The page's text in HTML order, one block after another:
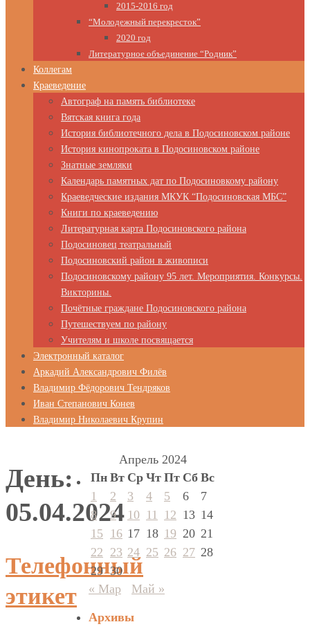
2015-2016 год
“Молодежный перекресток”
2020 год
Литературное объединение “Родник”
Коллегам
Краеведение
Автограф на память библиотеке
Вятская книга года
История библиотечного дела в Подосиновском районе
История кинопроката в Подосиновском районе
Знатные земляки
Календарь памятных дат по Подосиновкому району
Краеведческие издания МКУК “Подосиновская МБС”
Книги по краеведению
Литературная карта Подосиновского района
Подосиновец театральный
Подосиновский район в живописи
Подосиновскому району 95 лет. Мероприятия. Конкурсы.
Викторины.
Почётные граждане Подосиновского района
Путешествуем по району
Учителям и школе посвящается
Электронный каталог
Аркадий Александрович Филёв
Владимир Фёдорович Тендряков
Иван Степанович Конев
Владимир Николаевич Крупин
День:
05.04.2024
Телефонный
этикет
Апрель 2024
Пн Вт Ср Чт Пт Сб Вс
1
2 3 4 5 6
7
8
9 10 11 12 13 14
15
16 17 18 19 20 21
22 23 24 25 26 27 28
29 30
« Мар
Май »
Архивы